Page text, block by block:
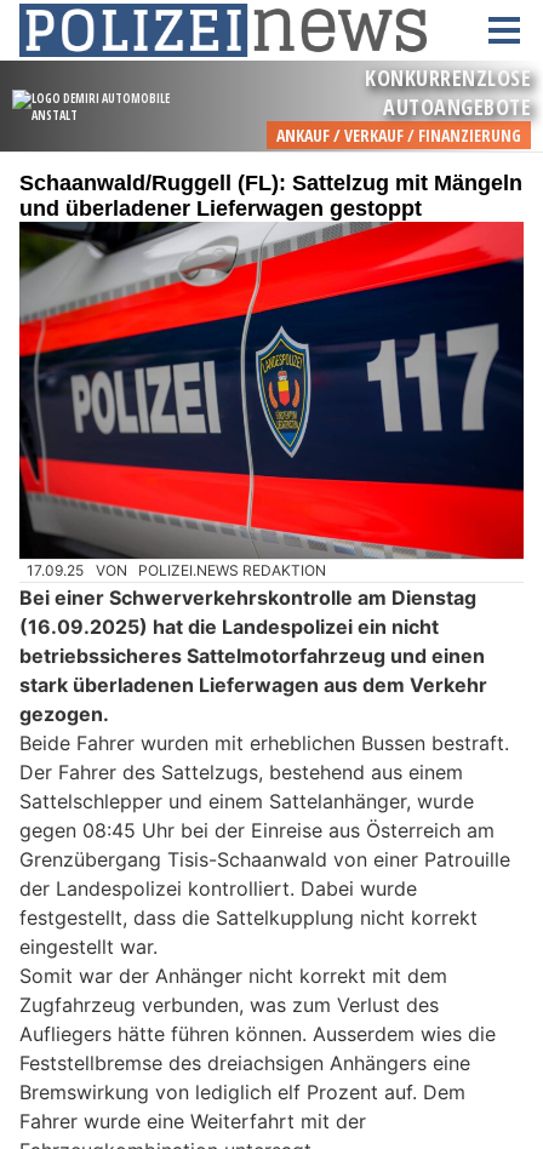
Schaanwald/Ruggell (FL): Sattelzug mit Mängeln
und überladener Lieferwagen gestoppt
17.09.25 VON POLIZEI.NEWS REDAKTION
Bei einer Schwerverkehrskontrolle am Dienstag
(16.09.2025) hat die Landespolizei ein nicht
betriebssicheres Sattelmotorfahrzeug und einen
stark überladenen Lieferwagen aus dem Verkehr
gezogen.
Beide Fahrer wurden mit erheblichen Bussen bestraft.
Der Fahrer des Sattelzugs, bestehend aus einem
Sattelschlepper und einem Sattelanhänger, wurde
gegen 08:45 Uhr bei der Einreise aus Österreich am
Grenzübergang Tisis-Schaanwald von einer Patrouille
der Landespolizei kontrolliert. Dabei wurde
festgestellt, dass die Sattelkupplung nicht korrekt
eingestellt war.
Somit war der Anhänger nicht korrekt mit dem
Zugfahrzeug verbunden, was zum Verlust des
Aufliegers hätte führen können. Ausserdem wies die
Feststellbremse des dreiachsigen Anhängers eine
Bremswirkung von lediglich elf Prozent auf. Dem
Fahrer wurde eine Weiterfahrt mit der